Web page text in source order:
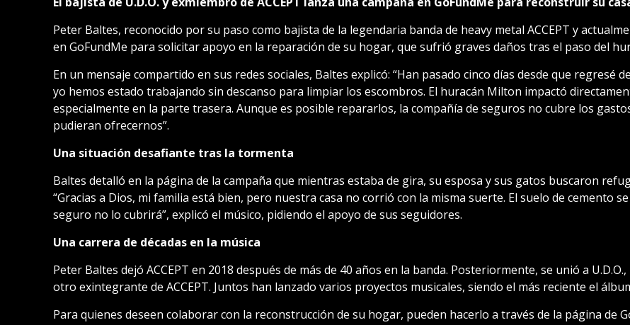
Peter Baltes, reconocido por su paso como bajista de la legendaria banda de heavy metal ACCEPT y
en GoFundMe para solicitar apoyo en la reparación de su hogar, que sufrió graves daños tras el paso del
En un mensaje compartido en sus redes sociales, Baltes explicó: “Han pasado cinco días desde que regresé
yo hemos estado trabajando sin descanso para limpiar los escombros. El huracán Milton impactó
especialmente en la parte trasera. Aunque es posible repararlos, la compañía de seguros no cubre los
pudieran ofrecernos”.
Una situación desafiante tras la tormenta
Baltes detalló en la página de la campaña que mientras estaba de gira, su esposa y sus gatos buscaron
“Gracias a Dios, mi familia está bien, pero nuestra casa no corrió con la misma suerte. El suelo de cemento
seguro no lo cubrirá”, explicó el músico, pidiendo el apoyo de sus seguidores.
Una carrera de décadas en la música
Peter Baltes dejó ACCEPT en 2018 después de más de 40 años en la banda. Posteriormente, se unió a
otro exintegrante de ACCEPT. Juntos han lanzado varios proyectos musicales, siendo el más reciente el
Para quienes deseen colaborar con la reconstrucción de su hogar, pueden hacerlo a través de la página de